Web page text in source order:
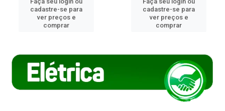
cadastre-se para
ver preços e
comprar
cadastre-se para
ver preços e
comprar